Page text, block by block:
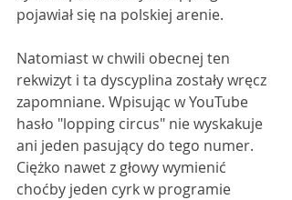
pojawiał się na polskiej arenie.
Natomiast w chwili obecnej ten
rekwizyt i ta dyscyplina zostały wręcz
zapomniane. Wpisując w YouTube
hasło "lopping circus" nie wyskakuje
ani jeden pasujący do tego numer.
Ciężko nawet z głowy wymienić
choćby jeden cyrk w programie